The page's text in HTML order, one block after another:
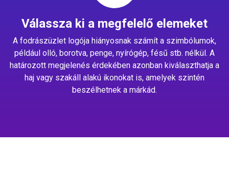
Válassza ki a megfelelő elemeket
A fodrászüzlet logója hiányosnak számít a szimbólumok,
például olló, borotva, penge, nyírógép, fésű stb. nélkül. A
határozott megjelenés érdekében azonban kiválaszthatja a
haj vagy szakáll alakú ikonokat is, amelyek szintén
beszélhetnek a márkád.